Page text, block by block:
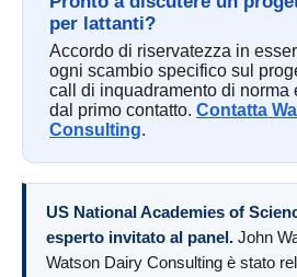
per lattanti?
Accordo di riservatezza in
ogni scambio specifico sul
call di inquadramento di norma
dal primo contatto. Contatta
Consulting.
US National Academies of
esperto invitato al panel. John
Watson Dairy Consulting è stato